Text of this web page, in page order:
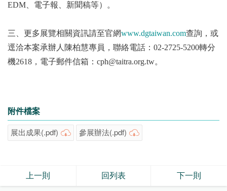
EDM、電子報、新聞稿等）。
三、更多展覽相關資訊請至官網www.dgtaiwan.com查詢，或
逕洽本案承辦人陳柏慧專員，聯絡電話：02-2725-5200轉分
機2618，電子郵件信箱：cph@taitra.org.tw。
附件檔案
展出成果(.pdf) 參展辦法(.pdf)
上一則 回列表 下一則